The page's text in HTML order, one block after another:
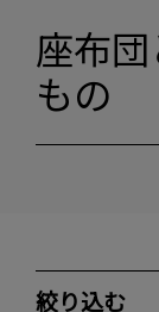
座布
もの
絞り込む